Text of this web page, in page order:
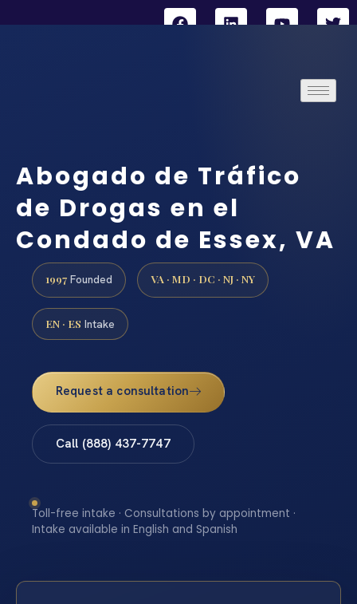
Abogado de Tráfico
de Drogas en el
Condado de Essex, VA
1997 Founded VA · MD · DC · NJ · NY
EN · ES Intake
Request a consultation
Call (888) 437-7747
Toll-free intake · Consultations by appointment ·
Intake available in English and Spanish